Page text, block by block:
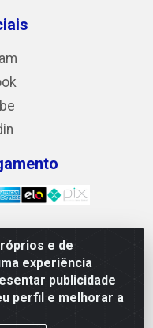
e de
experiência
publicidade
perfil e melhorar a
Ne 55 (412 Norte),
Palmas/TO - CEP
0001-02